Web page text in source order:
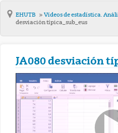
EHUTB Vídeos de estadística.
desviación típica_sub_eus
JA080 desviación